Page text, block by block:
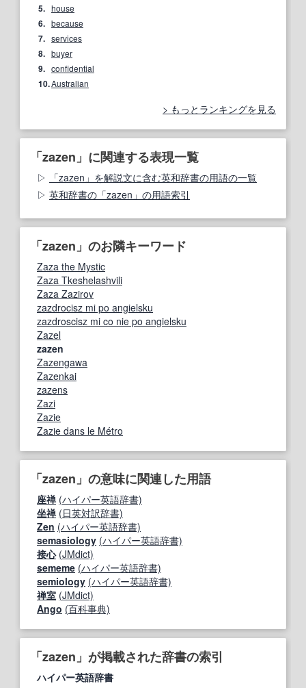
5. house
6. because
7. services
8. buyer
9. confidential
10.Australian
もっとランキングを見る
「zazen」に関連する表現一覧
「zazen」を解説文に含む英和辞書の用語の一覧
英和辞書の「zazen」の用語索引
「zazen」のお隣キーワード
Zaza the Mystic
Zaza Tkeshelashvili
Zaza Zazirov
zazdrocisz mi po angielsku
zazdroscisz mi co nie po angielsku
Zazel
zazen
Zazengawa
Zazenkai
zazens
Zazi
Zazie
Zazie dans le Métro
「zazen」の意味に関連した用語
座禅 (ハイパー英語辞書)
坐禅 (日英対訳辞書)
Zen (ハイパー英語辞書)
semasiology (ハイパー英語辞書)
接心 (JMdict)
sememe (ハイパー英語辞書)
semiology (ハイパー英語辞書)
禅室 (JMdict)
Ango (百科事典)
「zazen」が掲載された辞書の索引
ハイパー英語辞書